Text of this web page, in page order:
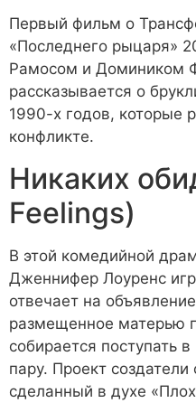
Первый фильм о
«Последнего рыцаря»
Рамосом и Домиником
рассказывается о
1990-х годов, которые
конфликте.
Никаких
Feelings)
В этой комедийной
Дженнифер Лоуренс
отвечает на
размещенное матерью
собирается
пару. Проект
сделанный в духе